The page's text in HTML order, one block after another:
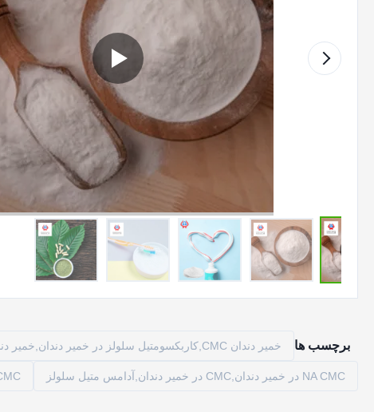
برچسب ها خمیر دندان CMC,کاربکسومتیل سلولز در خمیر دندان,خمیر دندان درجه CMC
NA CMC در خمیر دندان,CMC در خمیر دندان,آدامس متیل سلولز